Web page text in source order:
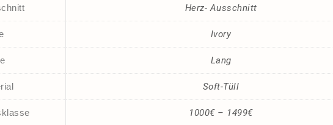
Herz- Ausschnitt
Ivory
Lang
Soft-Tüll
1000€ – 1499€